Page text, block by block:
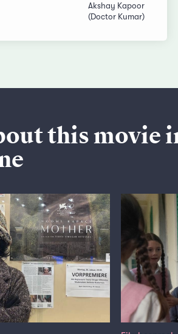
Akshay Kapoor
(Doctor Kumar)
this movie